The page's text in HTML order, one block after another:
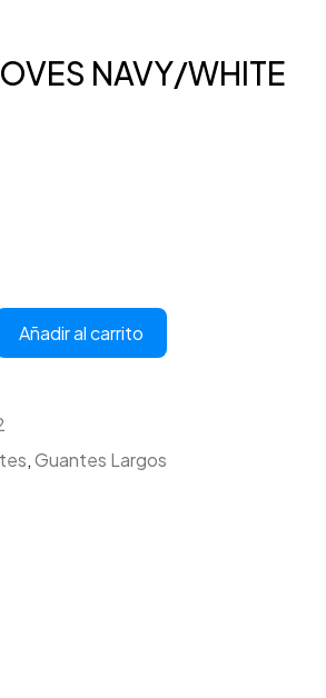
NAVY/WHITE
Añadir al carrito
,Guantes Largos